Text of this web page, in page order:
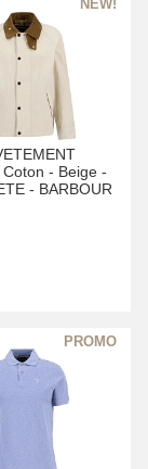
Coton - Beige -
- BARBOUR